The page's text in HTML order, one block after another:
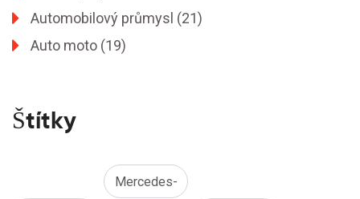
Automobilový průmysl (21)
Auto moto (19)
Štítky
Mercedes-